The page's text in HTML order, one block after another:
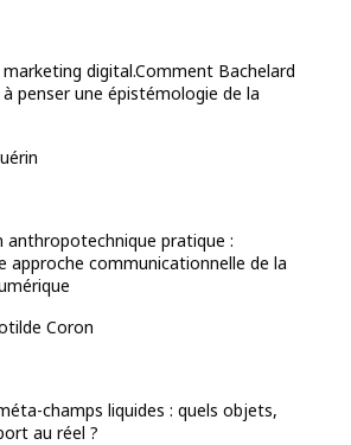
digital.Comment Bachelard
penser une épistémologie de la
anthropotechnique pratique :
approche communicationnelle de la
Coron
champs liquides : quels objets,
au réel ?